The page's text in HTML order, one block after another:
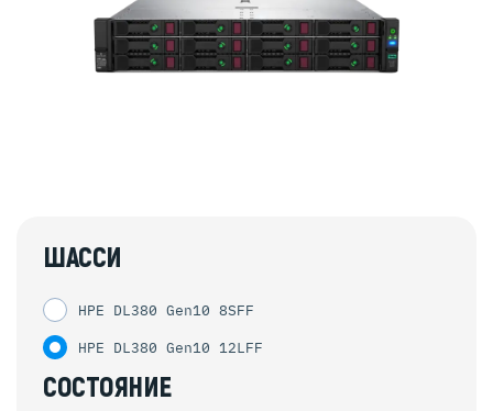
ШАССИ
HPE DL380 Gen10 8SFF
HPE DL380 Gen10 12LFF
СОСТОЯНИЕ